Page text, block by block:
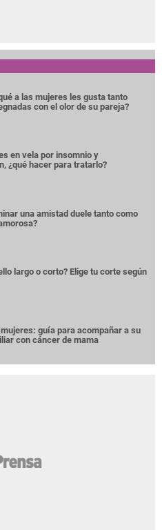
a las mujeres les gusta tanto
con el olor de su pareja?
en vela por insomnio y
¿qué hacer para tratarlo?
una amistad duele tanto como
largo o corto? Elige tu corte según
mujeres: guía para acompañar a su
con cáncer de mama